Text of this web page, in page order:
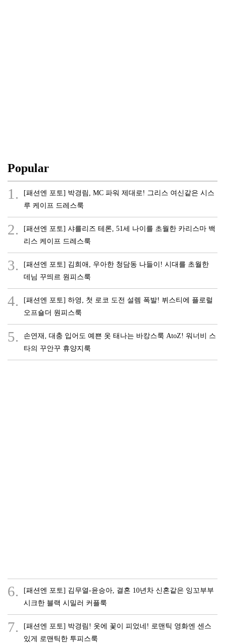
Popular
1.
[패션엔 포토] 박경림, MC 파워 제대로! 그리스 여신같은 시스
루 케이프 드레스룩
2.
[패션엔 포토] 샤를리즈 테론, 51세 나이를 초월한 카리스마 백
리스 케이프 드레스룩
3.
[패션엔 포토] 김희애, 우아한 청담동 나들이! 시대를 초월한
데님 꾸띄르 원피스룩
4.
[패션엔 포토] 하영, 첫 로코 도전 설렘 폭발! 뷔스티에 플로럴
오프숄더 원피스룩
5.
손연재, 대충 입어도 예쁜 옷 태나는 바캉스룩 AtoZ! 워너비 스
타의 꾸안꾸 휴양지룩
6.
[패션엔 포토] 김무열-윤승아, 결혼 10년차 신혼같은 잉꼬부부
시크한 블랙 시밀러 커플룩
7.
[패션엔 포토] 박경림! 옷에 꽃이 피었네! 로맨틱 영화엔 센스
있게 로맨틱한 투피스룩